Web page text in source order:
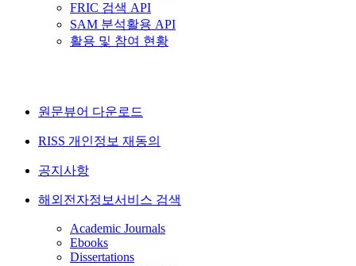
FRIC 검색 API
SAM 분석활용 API
활용 및 참여 현황
원문뷰어 다운로드
RISS 개인정보 재동의
공지사항
해외전자정보서비스 검색
Academic Journals
Ebooks
Dissertations